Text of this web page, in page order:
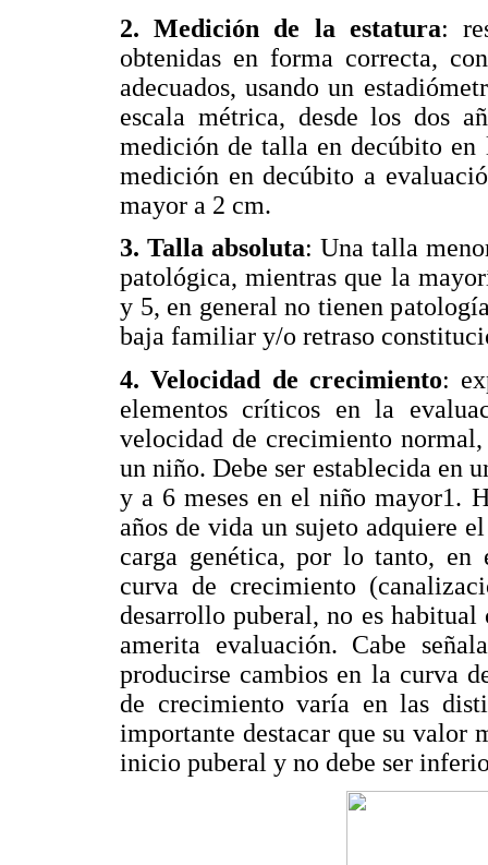
2. Medición de la estatura:
obtenidas en forma correcta,
adecuados, usando un
escala métrica, desde los dos
medición de talla en decúbito en
medición en decúbito a
mayor a 2 cm.
3. Talla absoluta: Una talla
patológica, mientras que la
y 5, en general no tienen
baja familiar y/o retraso
4. Velocidad de crecimiento:
elementos críticos en la
velocidad de crecimiento
un niño. Debe ser establecida en
y a 6 meses en el niño mayor1.
años de vida un sujeto adquiere
carga genética, por lo tanto, en
curva de crecimiento
desarrollo puberal, no es
amerita evaluación. Cabe
producirse cambios en la curva
de crecimiento varía en las
importante destacar que su valor
inicio puberal y no debe ser